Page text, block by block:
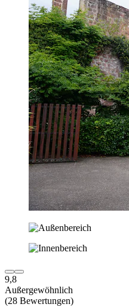
9,8
Außergewöhnlich
(28 Bewertungen)